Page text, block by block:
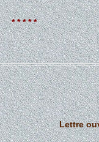
* * * * *
Lettre